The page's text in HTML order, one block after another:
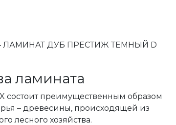
— ЛАМИНАТ ДУБ ПРЕСТИЖ ТЕМНЫЙ D
ламината
состоит преимущественным образом
– древесины, происходящей из
лесного хозяйства.